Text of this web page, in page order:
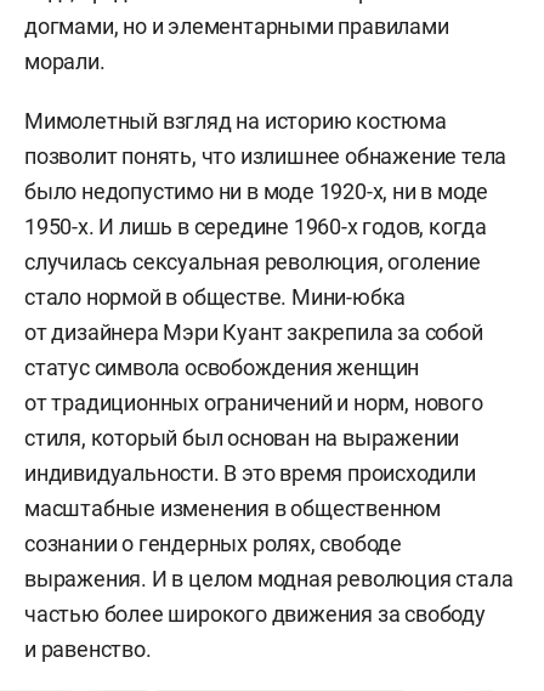
догмами, но и элементарными правилами
морали.
Мимолетный взгляд на историю костюма
позволит понять, что излишнее обнажение тела
было недопустимо ни в моде 1920-х, ни в моде
1950-х. И лишь в середине 1960-х годов, когда
случилась сексуальная революция, оголение
стало нормой в обществе. Мини-юбка
от дизайнера Мэри Куант закрепила за собой
статус символа освобождения женщин
от традиционных ограничений и норм, нового
стиля, который был основан на выражении
индивидуальности. В это время происходили
масштабные изменения в общественном
сознании о гендерных ролях, свободе
выражения. И в целом модная революция стала
частью более широкого движения за свободу
и равенство.